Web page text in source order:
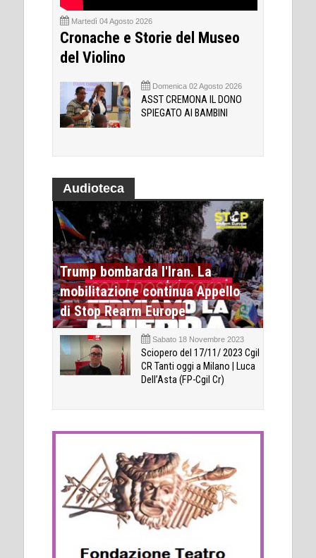
Martedì 04 Agosto 2026
Cronache e Storie del Museo
del Violino
Domenica 02 Agosto 2026
ASST CREMONA IL DONO
SPIEGATO AI BAMBINI
Audioteca
Trump bombarda l'Iran. La
mobilitazione continua Appello
di Stop Rearm Europe
Sabato 18 Novembre 2023
Sciopero del 17/11/ 2023 Cgil
CR Tanti oggi a Milano | Luca
Dell’Asta (FP-Cgil Cr)